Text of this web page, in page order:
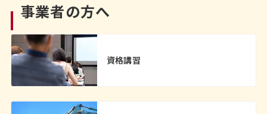
事業者の方へ
資格講習